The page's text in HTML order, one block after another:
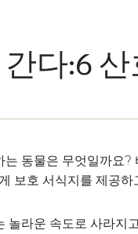
다:6
동물은 무엇일까요?
보호 서식지를 제공
놀라운 속도로 사라